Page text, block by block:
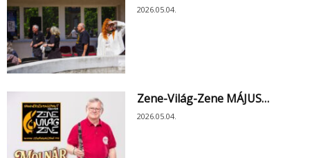
2026.05.04.
Zene-Világ-Zene MÁJUS…
2026.05.04.